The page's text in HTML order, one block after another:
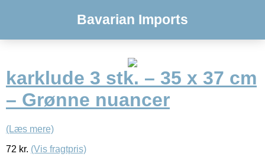
Bavarian Imports
karklude 3 stk. – 35 x 37 cm
– Grønne nuancer
(Læs mere)
72 kr. (Vis fragtpris)